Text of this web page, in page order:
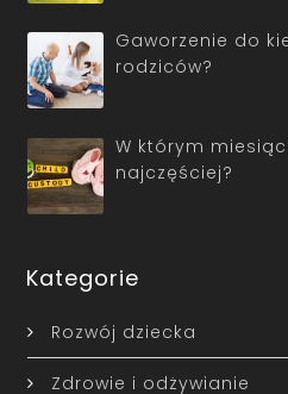
Gaworzenie do
rodziców?
W którym
najczęściej?
Kategorie
Rozwój dziecka
Zdrowie i odżywianie